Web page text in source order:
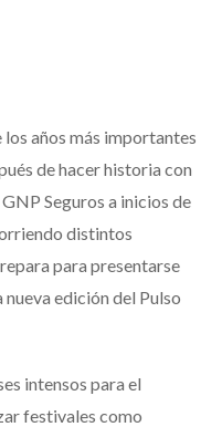
los años más importantes
de hacer historia con
Seguros a inicios de
distintos
para presentarse
edición del Pulso
intensos para el
festivales como